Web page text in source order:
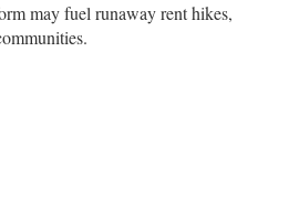
may fuel runaway rent hikes,